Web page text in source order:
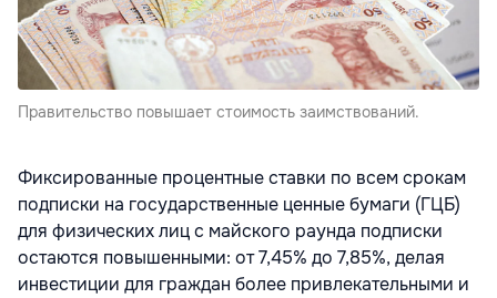
Правительство повышает стоимость заимствований.
Фиксированные процентные ставки по всем срокам
подписки на государственные ценные бумаги (ГЦБ)
для физических лиц с майского раунда подписки
остаются повышенными: от 7,45% до 7,85%, делая
инвестиции для граждан более привлекательными и